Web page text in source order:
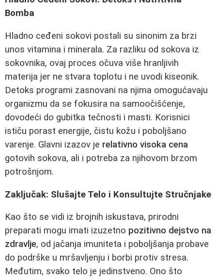
Bomba
Hladno ceđeni sokovi postali su sinonim za brzi
unos vitamina i minerala. Za razliku od sokova iz
sokovnika, ovaj proces očuva više hranljivih
materija jer ne stvara toplotu i ne uvodi kiseonik.
Detoks programi zasnovani na njima omogućavaju
organizmu da se fokusira na samoočišćenje,
dovodeći do gubitka tečnosti i masti. Korisnici
ističu porast energije, čistu kožu i poboljšano
varenje. Glavni izazov je relativno visoka cena
gotovih sokova, ali i potreba za njihovom brzom
potrošnjom.
Zaključak: Slušajte Telo i Konsultujte Stručnjake
Kao što se vidi iz brojnih iskustava, prirodni
preparati mogu imati izuzetno pozitivno dejstvo na
zdravlje, od jačanja imuniteta i poboljšanja probave
do podrške u mršavljenju i borbi protiv stresa.
Međutim, svako telo je jedinstveno. Ono što